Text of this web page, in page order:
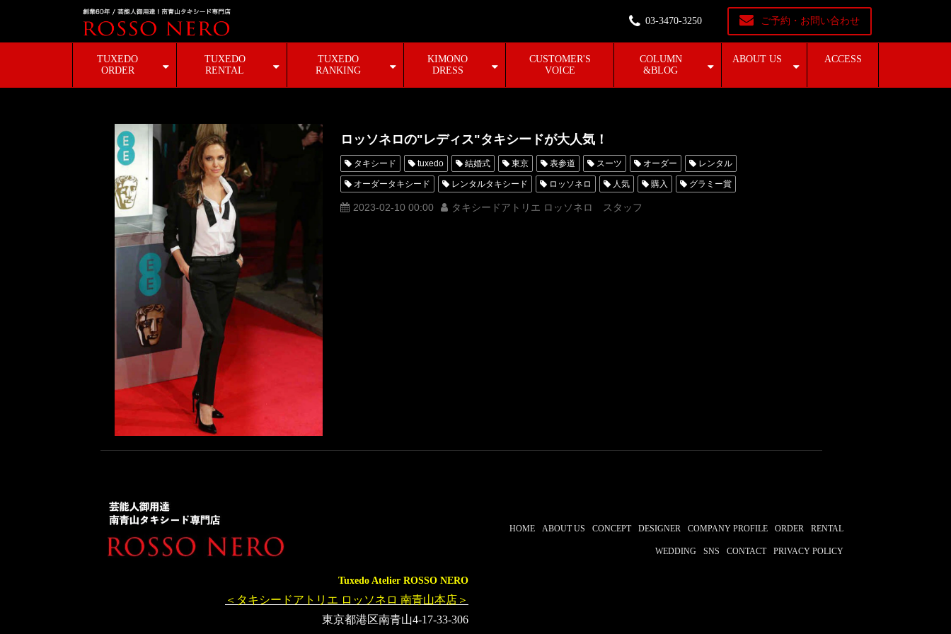
03-3470-3250 ご予約・お問い合わせ
TUXEDO
ORDER
TUXEDO
RENTAL
TUXEDO
RANKING
KIMONO
DRESS
CUSTOMER'S
VOICE
COLUMN
&BLOG
ABOUT US ACCESS
ロッソネロの"レディス"タキシードが大人気！
タキシード tuxedo 結婚式 東京 表参道 スーツ オーダー レンタル
オーダータキシード レンタルタキシード ロッソネロ 人気 購入 グラミー賞
レディス レディース ハリウッド女優 名古屋 オーダータキシード東京
2023-02-10 00:00 タキシードアトリエ ロッソネロ スタッフ
Tuxedo Atelier ROSSO NERO
＜タキシードアトリエ ロッソネロ 南青山本店＞
東京都港区南青山4-17-33-306
HOME ABOUT US CONCEPT DESIGNER COMPANY PROFILE ORDER RENTAL
WEDDING SNS CONTACT PRIVACY POLICY